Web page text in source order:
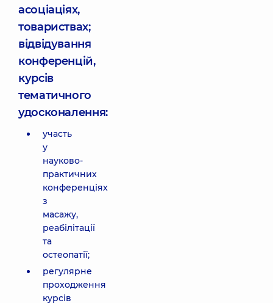
асоціаціях,
товариствах;
відвідування
конференцій,
курсів
тематичного
удосконалення:
участь
у
науково-
практичних
конференціях
з
масажу,
реабілітації
та
остеопатії;
регулярне
проходження
курсів